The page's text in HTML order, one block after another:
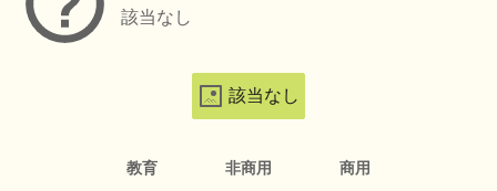
該当なし
該当なし
教育 非商用 商用